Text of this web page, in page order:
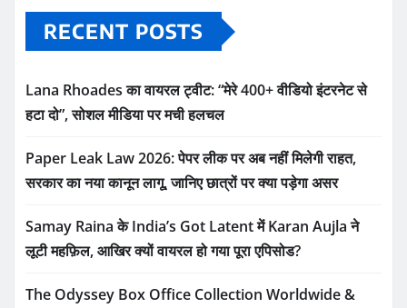
RECENT POSTS
Lana Rhoades का वायरल ट्वीट: “मेरे 400+ वीडियो इंटरनेट से
हटा दो”, सोशल मीडिया पर मची हलचल
Paper Leak Law 2026: पेपर लीक पर अब नहीं मिलेगी राहत,
सरकार का नया कानून लागू, जानिए छात्रों पर क्या पड़ेगा असर
Samay Raina के India’s Got Latent में Karan Aujla ने
लूटी महफ़िल, आखिर क्यों वायरल हो गया पूरा एपिसोड?
The Odyssey Box Office Collection Worldwide &